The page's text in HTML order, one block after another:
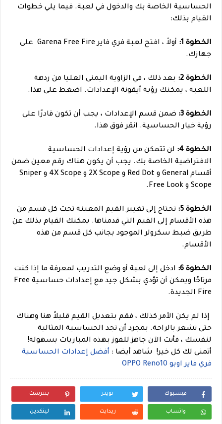
الحساسية الخاصة بك والدخول في لعبة. فيما يلي خطوات
القيام بذلك:
الخطوة 1:
أولاً ، افتح لعبة فري فاير Garena Free Fire على
جهازك.
الخطوة 2:
بعد ذلك ، في الزاوية اليمنى العليا من ردهة
اللعبة ، يمكنك رؤية أيقونة الإعدادات. اضغط على هذا.
الخطوة 3:
ضمن قسم الإعدادات ، يجب أن تكون قادرًا على
رؤية خيار الحساسية. انقر فوق هذا.
الخطوة 4:
لن تتمكن من رؤية إعدادات الحساسية
الافتراضية الخاصة بك. يجب أن يكون هناك رقم معين ضمن
أقسام General و Red Dot و 2X Scope و 4X Scope و Sniper
Scope و Free Look.
الخطوة 5:
تحتاج إلى تغيير القيم المعينة تحت كل قسم من
هذه الأقسام إلى القيم التي قدمناها. يمكنك القيام بذلك عن
طريق ضبط سكرولر الموجود بجانب كل قسم من هذه
الأقسام.
الخطوة 6:
ادخل إلى لعبة أو وضع التدريب لمعرفة ما إذا كنت
مرتاحًا ويمكن أن تؤدي بشكل جيد مع إعدادات حساسية Free
Fire الجديدة.
إذا لم يكن الأمر كذلك ، فقم بتعديل القيم قليلاً هنا وهناك
حتى تشعر بالراحة. بمجرد أن تجد الحساسية المثالية
لنفسك ، فأنت الآن جاهز للفوز بهذه المباريات بسهولة!
أتمنى لك كل خير!
شاهد أيضا : أفضل إعدادات الحساسية
فري فاير اوبو OPPO Reno10
فيسبوك تويتر بنترست
واتساب ريدايت لينكدين